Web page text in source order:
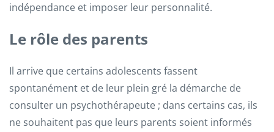
indépendance et imposer leur personnalité.
Le rôle des parents
Il arrive que certains adolescents fassent
spontanément et de leur plein gré la démarche de
consulter un psychothérapeute ; dans certains cas, ils
ne souhaitent pas que leurs parents soient informés